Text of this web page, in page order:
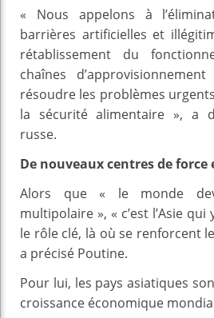
« Nous appelons à
barrières artificielles et
rétablissement du
chaînes
résoudre les problèmes
la sécurité alimentaire », a
russe.
De nouveaux centres de force
Alors que « le monde
multipolaire », « c’est l’Asie
le rôle clé, là où se renforcent
a précisé Poutine.
Pour lui, les pays asiatiques
croissance économique